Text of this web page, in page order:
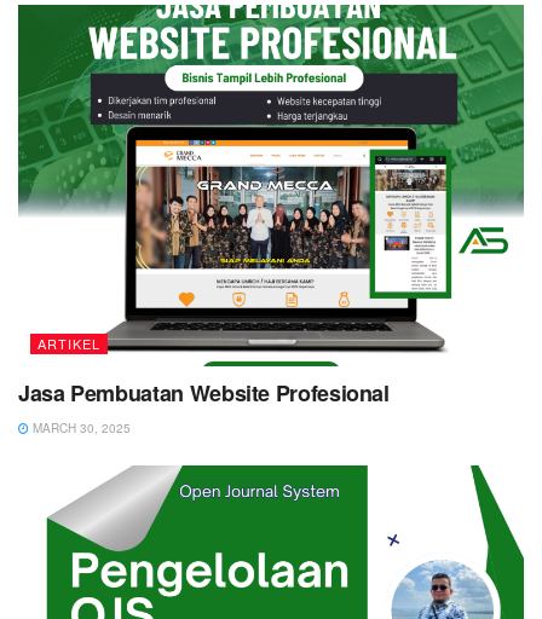
ARTIKEL
Jasa Pembuatan Website Profesional
MARCH 30, 2025